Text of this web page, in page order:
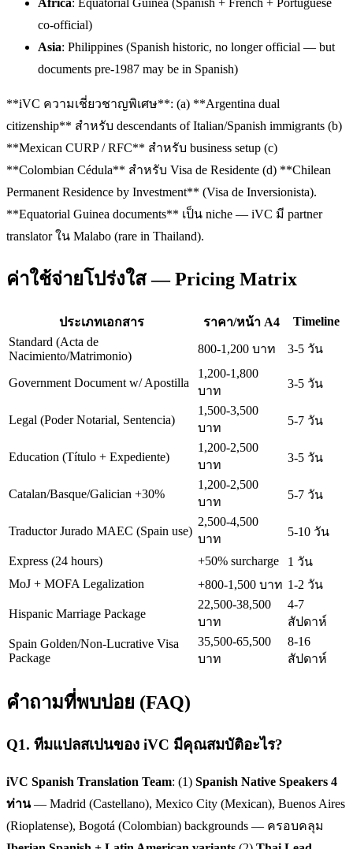
Africa: Equatorial Guinea (Spanish + French + Portuguese
co-official)
Asia: Philippines (Spanish historic, no longer official — but
documents pre-1987 may be in Spanish)
**iVC ความเชี่ยวชาญพิเศษ**: (a) **Argentina dual
citizenship** สำหรับ descendants of Italian/Spanish immigrants (b)
**Mexican CURP / RFC** สำหรับ business setup (c)
**Colombian Cédula** สำหรับ Visa de Residente (d) **Chilean
Permanent Residence by Investment** (Visa de Inversionista).
**Equatorial Guinea documents** เป็น niche — iVC มี partner
translator ใน Malabo (rare in Thailand).
ค่าใช้จ่ายโปร่งใส — Pricing Matrix
ประเภทเอกสาร ราคา/หน้า A4
Timeline
Standard (Acta de
Nacimiento/Matrimonio)
800-1,200 บาท 3-5 วัน
Government Document w/ Apostilla
1,200-1,800
บาท
3-5 วัน
Legal (Poder Notarial, Sentencia)
1,500-3,500
บาท
5-7 วัน
Education (Título + Expediente)
1,200-2,500
บาท
3-5 วัน
Catalan/Basque/Galician +30%
1,200-2,500
บาท
5-7 วัน
Traductor Jurado MAEC (Spain use)
2,500-4,500
บาท
5-10 วัน
Express (24 hours) +50% surcharge
1 วัน
MoJ + MOFA Legalization
+800-1,500 บาท 1-2 วัน
Hispanic Marriage Package
22,500-38,500
บาท
4-7
สัปดาห์
Spain Golden/Non-Lucrative Visa
Package
35,500-65,500
บาท
8-16
สัปดาห์
คำถามที่พบบ่อย (FAQ)
Q1. ทีมแปลสเปนของ iVC มีคุณสมบัติอะไร?
iVC Spanish Translation Team: (1) Spanish Native Speakers 4
ท่าน— Madrid (Castellano), Mexico City (Mexican), Buenos Aires
(Rioplatense), Bogotá (Colombian) backgrounds — ครอบคลุม